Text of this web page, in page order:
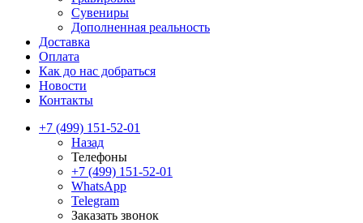
Сувениры
Дополненная реальность
Доставка
Оплата
Как до нас добраться
Новости
Контакты
+7 (499) 151-52-01
Назад
Телефоны
+7 (499) 151-52-01
WhatsApp
Telegram
Заказать звонок